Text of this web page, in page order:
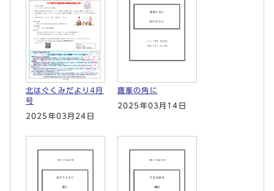
北はぐくみだより4月
号
2025年03月24日
鷹峯の角に
2025年03月14日